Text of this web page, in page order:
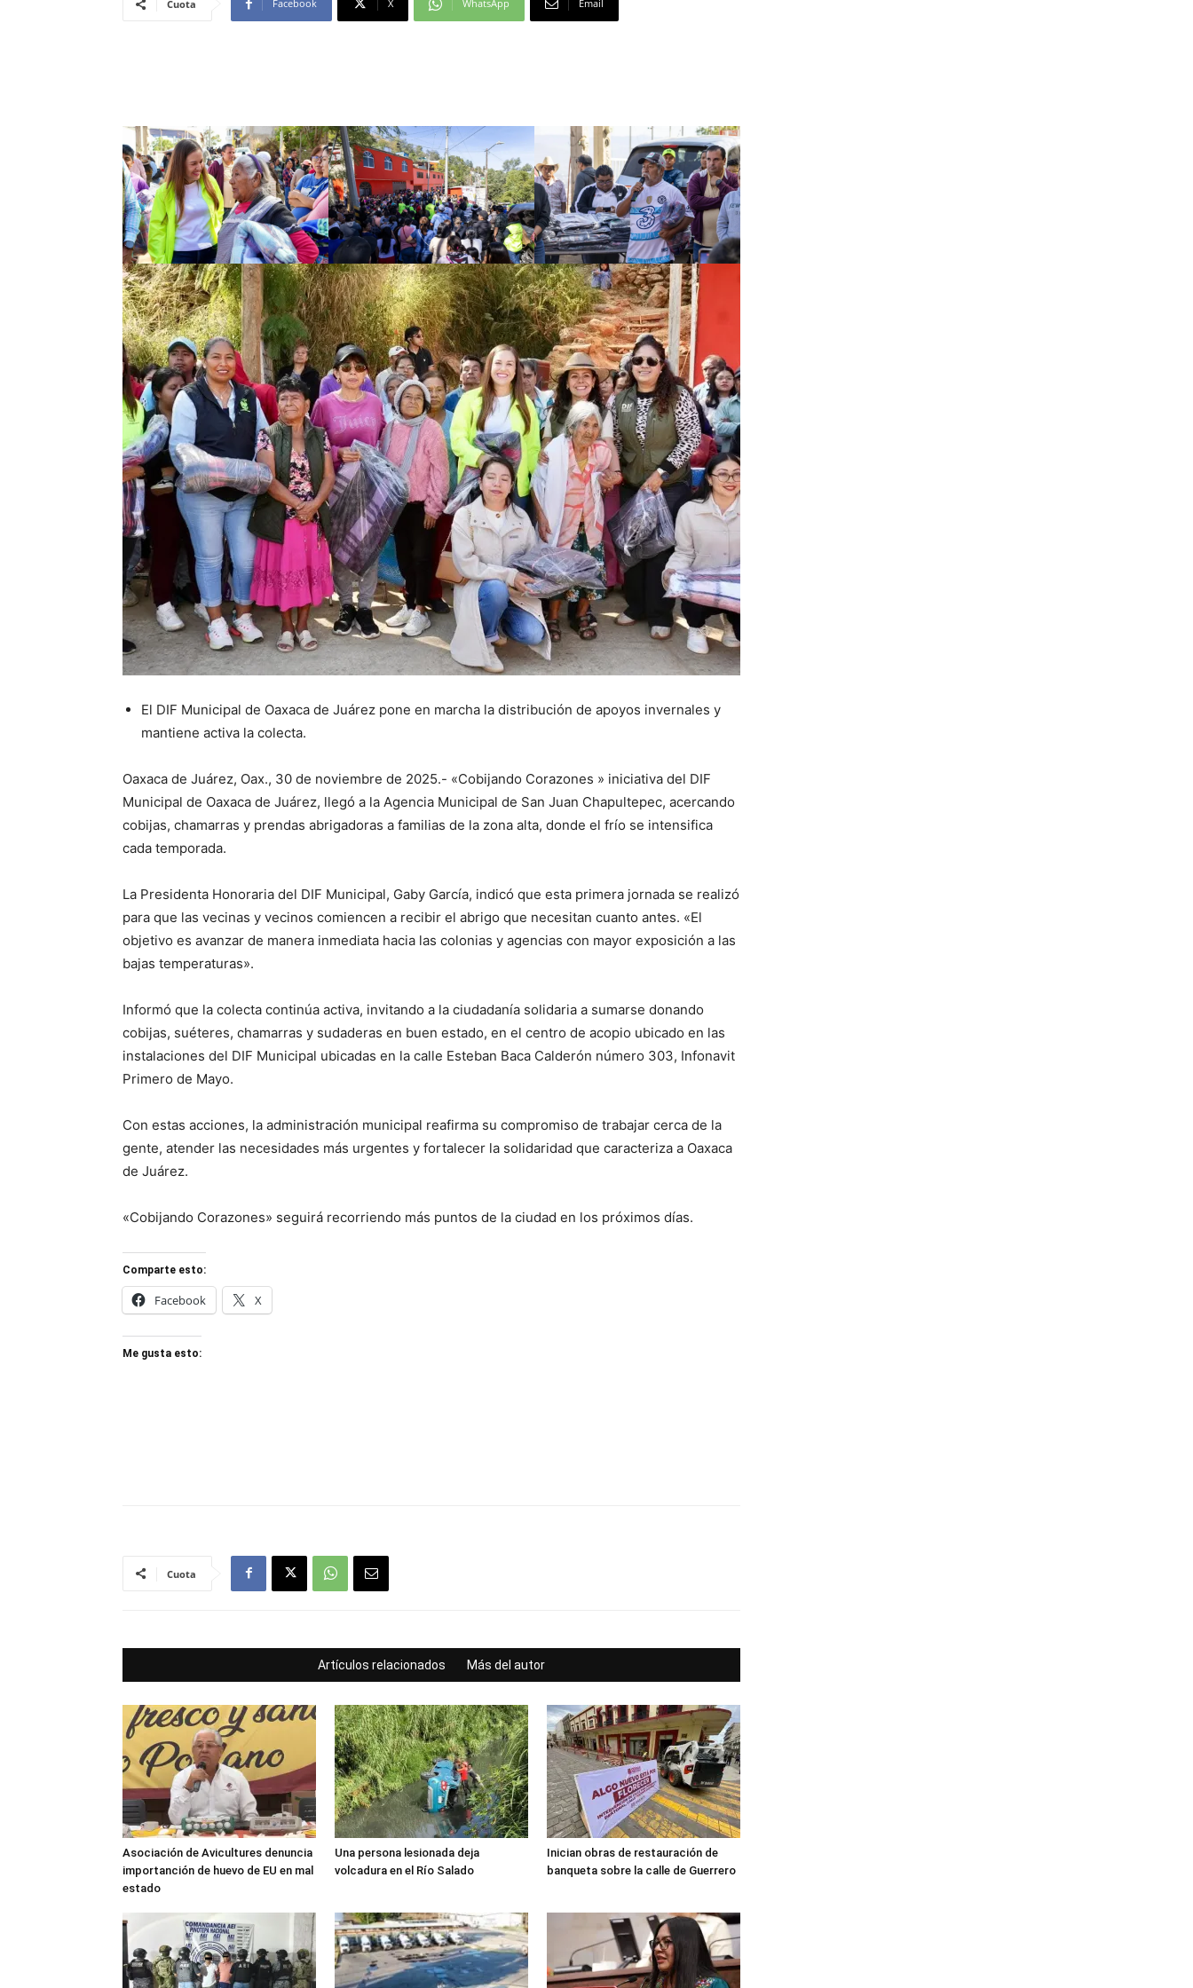
Cuota Facebook X WhatsApp Email
El DIF Municipal de Oaxaca de Juárez pone en marcha la distribución de apoyos invernales y
mantiene activa la colecta.
Oaxaca de Juárez, Oax., 30 de noviembre de 2025.- «Cobijando Corazones » iniciativa del DIF
Municipal de Oaxaca de Juárez, llegó a la Agencia Municipal de San Juan Chapultepec, acercando
cobijas, chamarras y prendas abrigadoras a familias de la zona alta, donde el frío se intensifica
cada temporada.
La Presidenta Honoraria del DIF Municipal, Gaby García, indicó que esta primera jornada se realizó
para que las vecinas y vecinos comiencen a recibir el abrigo que necesitan cuanto antes. «El
objetivo es avanzar de manera inmediata hacia las colonias y agencias con mayor exposición a las
bajas temperaturas».
Informó que la colecta continúa activa, invitando a la ciudadanía solidaria a sumarse donando
cobijas, suéteres, chamarras y sudaderas en buen estado, en el centro de acopio ubicado en las
instalaciones del DIF Municipal ubicadas en la calle Esteban Baca Calderón número 303, Infonavit
Primero de Mayo.
Con estas acciones, la administración municipal reafirma su compromiso de trabajar cerca de la
gente, atender las necesidades más urgentes y fortalecer la solidaridad que caracteriza a Oaxaca
de Juárez.
«Cobijando Corazones» seguirá recorriendo más puntos de la ciudad en los próximos días.
Comparte esto:
Facebook X
Me gusta esto:
Cuota
Artículos relacionados Más del autor
Asociación de Avicultures denuncia
importanción de huevo de EU en mal
estado
Una persona lesionada deja
volcadura en el Río Salado
Inician obras de restauración de
banqueta sobre la calle de Guerrero